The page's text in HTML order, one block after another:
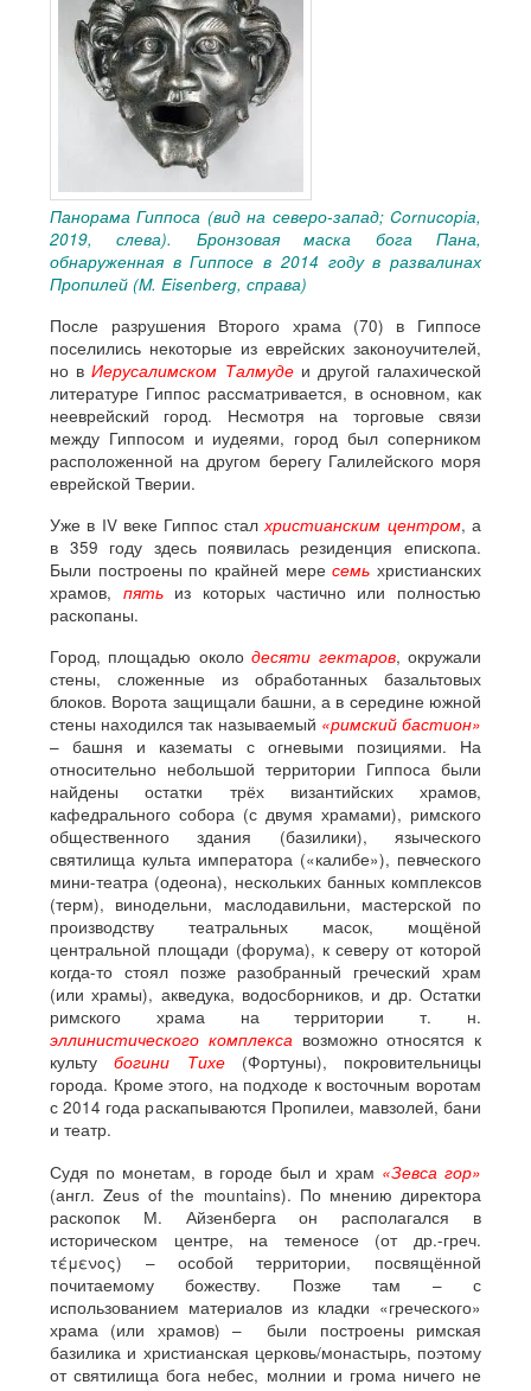
Панорама Гиппоса (вид на северо-запад; Cornucopia,
2019, слева). Бронзовая маска бога Пана,
обнаруженная в Гиппосе в 2014 году в развалинах
Пропилей (M. Eisenberg, справа)
После разрушения Второго храма (70) в Гиппосе
поселились некоторые из еврейских законоучителей,
но вИерусалимском Талмудеи другой галахической
литературе Гиппос рассматривается, в основном, как
нееврейский город. Несмотря на торговые связи
между Гиппосом и иудеями, город был соперником
расположенной на другом берегу Галилейского моря
еврейской Тверии.
Уже в IV веке Гиппос стал христианским центром, а
в 359 году здесь появилась резиденция епископа.
Были построены по крайней мересемь христианских
храмов, пятьиз которых частично или полностью
раскопаны.
Город, площадью околодесяти гектаров, окружали
стены, сложенные из обработанных базальтовых
блоков. Ворота защищали башни, а в середине южной
стены находился так называемый «римский бастион»
– башня и казематы с огневыми позициями. На
относительно небольшой территории Гиппоса были
найдены остатки трёх византийских храмов,
кафедрального собора (с двумя храмами), римского
общественного здания (базилики), языческого
святилища культа императора («калибе»), певческого
мини-театра (одеона), нескольких банных комплексов
(терм), винодельни, маслодавильни, мастерской по
производству театральных масок, мощёной
центральной площади (форума), к северу от которой
когда-то стоял позже разобранный греческий храм
(или храмы), акведука, водосборников, и др. Остатки
римского храма на территории т. н.
эллинистического комплекса возможно относятся к
культубогини Тихе(Фортуны), покровительницы
города. Кроме этого, на подходе к восточным воротам
с 2014 года раскапываются Пропилеи, мавзолей, бани
и театр.
Судя по монетам, в городе был и храм «Зевса гор»
(англ. Zeus of the mountains). По мнению директора
раскопок М. Айзенберга он располагался в
историческом центре, на теменосе (от др.-греч.
τέμενος) – особой территории, посвящённой
почитаемому божеству. Позже там – с
использованием материалов из кладки «греческого»
храма (или храмов) – были построены римская
базилика и христианская церковь/монастырь, поэтому
от святилища бога небес, молнии и грома ничего не